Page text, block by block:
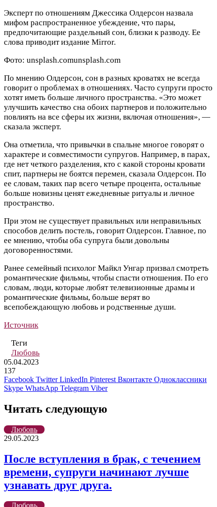
Эксперт по отношениям Джессика Олдерсон назвала
мифом распространенное убеждение, что пары,
предпочитающие раздельный сон, близки к разводу. Ее
слова приводит издание Mirror.
Фото: unsplash.comunsplash.com
По мнению Олдерсон, сон в разных кроватях не всегда
говорит о проблемах в отношениях. Часто супруги просто
хотят иметь больше личного пространства. «Это может
улучшить качество сна обоих партнеров и положительно
повлиять на все сферы их жизни, включая отношения», —
сказала эксперт.
Она отметила, что привычки в спальне многое говорят о
характере и совместимости супругов. Например, в парах,
где нет четкого разделения, кто с какой стороны кровати
спит, партнеры не боятся перемен, сказала Олдерсон. По
ее словам, таких пар всего четыре процента, остальные
больше новизны ценят ежедневные ритуалы и личное
пространство.
При этом не существует правильных или неправильных
способов делить постель, говорит Олдерсон. Главное, по
ее мнению, чтобы оба супруга были довольны
договоренностями.
Ранее семейный психолог Майкл Унгар призвал смотреть
романтические фильмы, чтобы спасти отношения. По его
словам, люди, которые любят телевизионные драмы и
романтические фильмы, больше верят во
всепобеждающую любовь и родственные души.
Источник
Теги
Любовь
05.04.2023
137
Facebook Twitter LinkedIn Pinterest Вконтакте Одноклассники
Skype WhatsApp Telegram Viber
Читать следующую
Любовь
29.05.2023
После вступления в брак, с течением
времени, супруги начинают лучше
узнавать друг друга.